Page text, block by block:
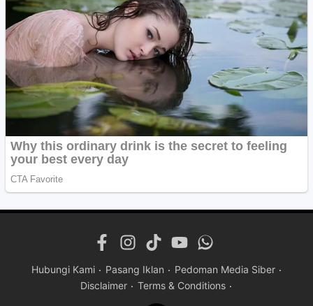
Hubungi Kami Pasang Iklan
Pedoman Media Siber
Disclaimer
Terms & Conditions